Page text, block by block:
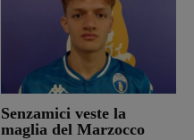
Senzamici veste la
maglia del Marzocco